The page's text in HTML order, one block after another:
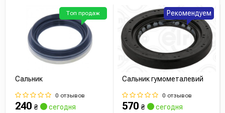
Сальник
0 отзывов
240 ₴ сегодня
Топ продаж
Сальник гумометалевий
0 отзывов
570 ₴ сегодня
Рекомендуем